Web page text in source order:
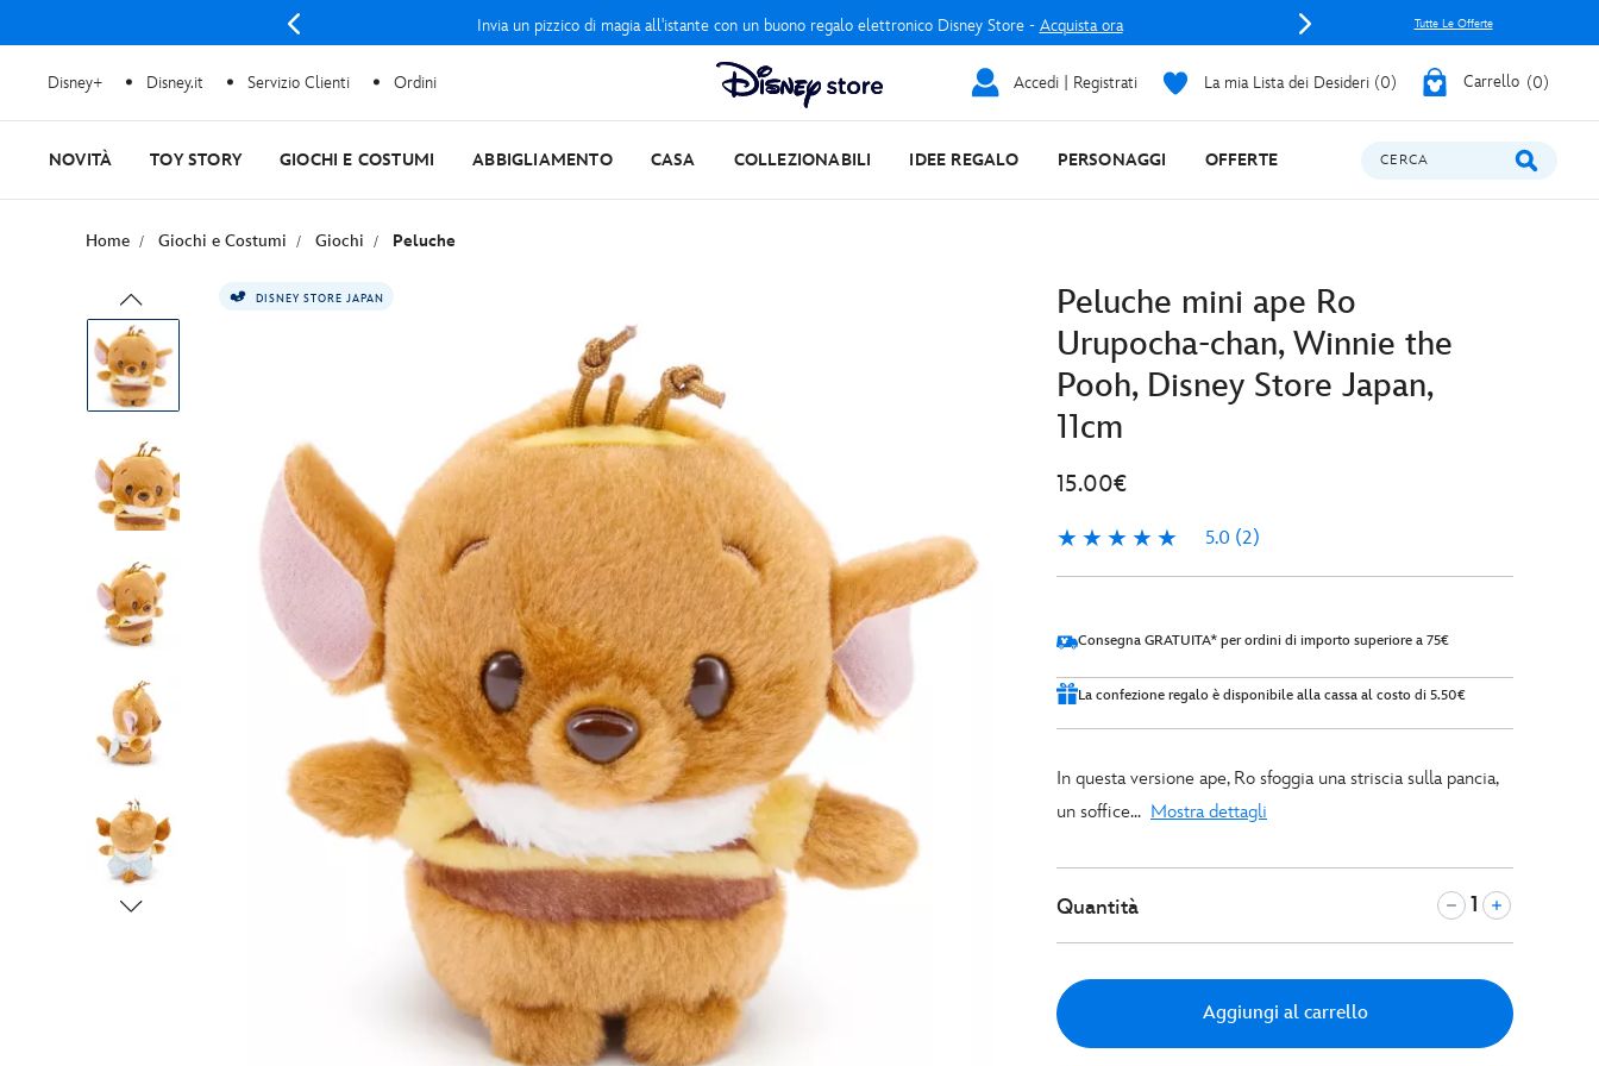
Invia un pizzico di magia all'istante con un buono regalo elettronico Disney Store - Acquista ora Tutte Le Offerte
Disney+ Disney.it Servizio Clienti Ordini Accedi | Registrati La mia Lista dei Desideri 0 Carrello 0
NOVITÀ TOY STORY GIOCHI E COSTUMI ABBIGLIAMENTO CASA COLLEZIONABILI IDEE REGALO PERSONAGGI OFFERTE CERCA
Home Giochi e Costumi Giochi Peluche
DISNEY STORE JAPAN
Peluche mini ape Ro
Urupocha-chan, Winnie the
Pooh, Disney Store Japan,
11cm
15.00€
5.0 (2)
5.0
Consegna GRATUITA* per ordini di importo superiore a 75€
La confezione regalo è disponibile alla cassa al costo di 5.50€
In questa versione ape, Ro sfoggia una striscia sulla pancia,
un soffice... Mostra dettagli
Quantità
Aggiungi al carrello